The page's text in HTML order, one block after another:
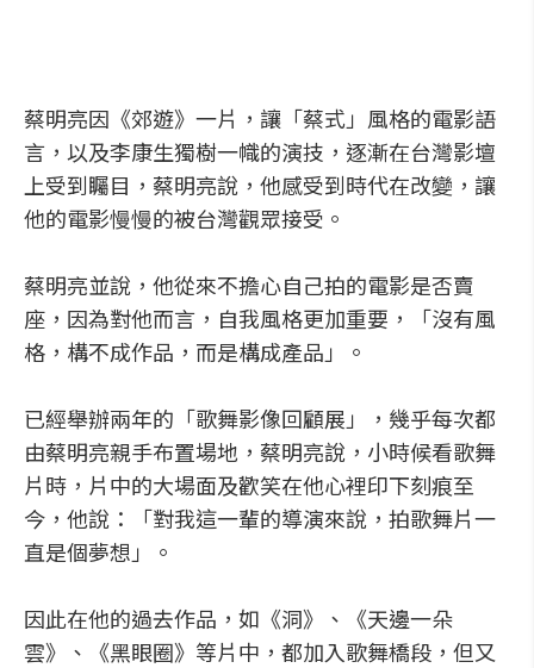
蔡明亮因《郊遊》一片，讓「蔡式」風格的電影語
言，以及李康生獨樹一幟的演技，逐漸在台灣影壇
上受到矚目，蔡明亮說，他感受到時代在改變，讓
他的電影慢慢的被台灣觀眾接受。
蔡明亮並說，他從來不擔心自己拍的電影是否賣
座，因為對他而言，自我風格更加重要，「沒有風
格，構不成作品，而是構成產品」。
已經舉辦兩年的「歌舞影像回顧展」，幾乎每次都
由蔡明亮親手布置場地，蔡明亮說，小時候看歌舞
片時，片中的大場面及歡笑在他心裡印下刻痕至
今，他說：「對我這一輩的導演來說，拍歌舞片一
直是個夢想」。
因此在他的過去作品，如《洞》、《天邊一朵
雲》、《黑眼圈》等片中，都加入歌舞橋段，但又